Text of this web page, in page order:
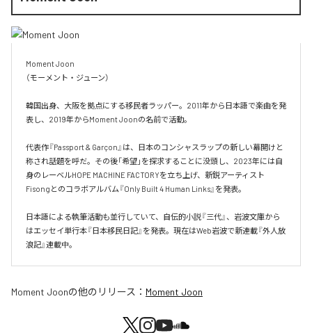
Moment Joon
（モーメント・ジューン）
韓国出身、大阪を拠点にする移民者ラッパー。2011年から日本語で楽曲を発
表し、2019年からMoment Joonの名前で活動。
代表作『Passport & Garçon』は、日本のコンシャスラップの新しい幕開けと
称され話題を呼だ。その後「希望」を探求することに没頭し、2023年には自
身のレーベルHOPE MACHINE FACTORYを立ち上げ、新鋭アーティスト
Fisongとのコラボアルバム『Only Built 4 Human Links』を発表。
日本語による執筆活動も並行していて、自伝的小説『三代』、岩波文庫から
はエッセイ単行本『日本移民日記』を発表。現在はWeb岩波で新連載『外人放
浪記』連載中。
Moment Joonの他のリリース： Moment Joon